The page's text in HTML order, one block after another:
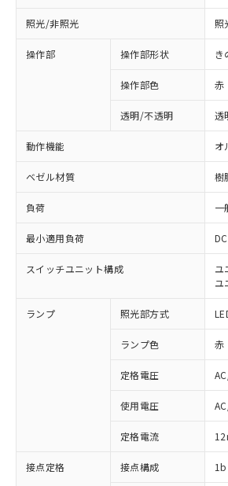
照光/非照光 照
操作部 操作部形状 き
操作部色 赤
透明/不透明 透
動作機能 オ
ベゼル材質 樹
負荷 一
最小適用負荷
スイッチユニット構成
ユ
ユ
ランプ 照光部方式
ランプ色 赤
定格電圧
使用電圧
定格電流
接点定格 接点構成 1b
※1 対応状況
対応済み：EU RoHS指令（
非含有に対応した製品が提供可